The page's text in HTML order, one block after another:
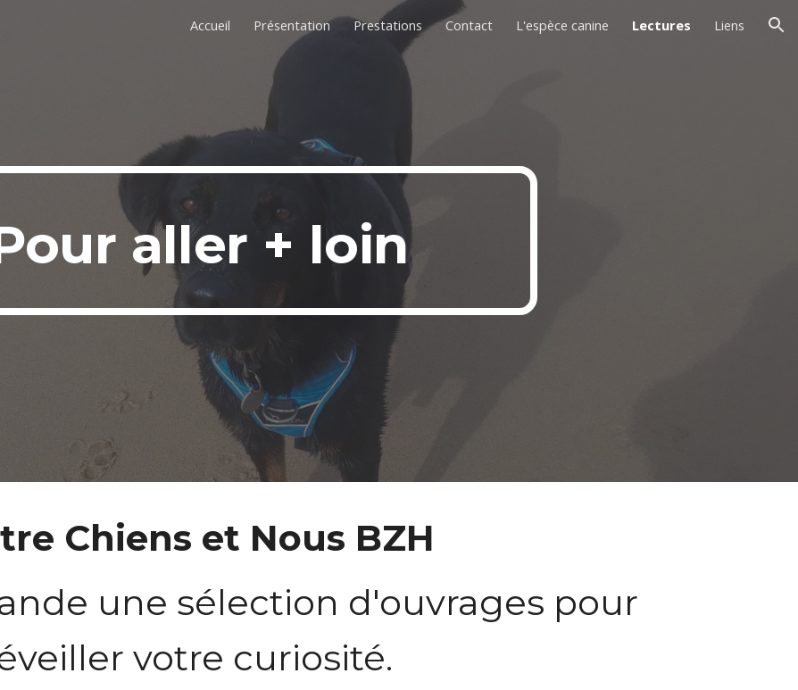
Skip to navigation
Accueil Présentation Prestations Contact L'espèce canine Lectures Liens
aller + loin
Chiens et Nous BZH
une sélection d'ouvrages pour
votre curiosité.